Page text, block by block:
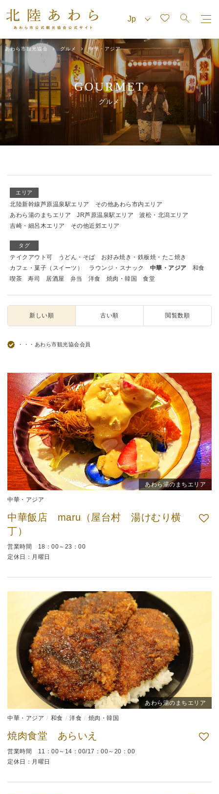
あわら市観光協会 グルメ 中華・アジア
GOURMET
グルメ
エリア
北陸新幹線芦原温泉駅エリア
その他あわら市内エリア
あわら湯のまちエリア
JR芦原温泉駅エリア
波松・北潟エリア
吉崎・細呂木エリア
その他近郊エリア
タグ
テイクアウト可 うどん・そば
お好み焼き・鉄板焼・たこ焼き
カフェ・菓子（スイーツ）
ラウンジ・スナック 中華・アジア
和食
喫茶
寿司 居酒屋 弁当 洋食 焼肉・韓国 食堂
新しい順 古い順 閲覧数順
・・・あわら市観光協会会員
あわら湯のまちエリア
中華・アジア
中華飯店 maru（屋台村 湯けむり横
丁）
営業時間 18：00～23：00
定休日：月曜日
あわら湯のまちエリア
中華・アジア 和食 洋食 焼肉・韓国
焼肉食堂 あらいえ
営業時間 11：00～14：00/17：00～20：00
定休日：月曜日